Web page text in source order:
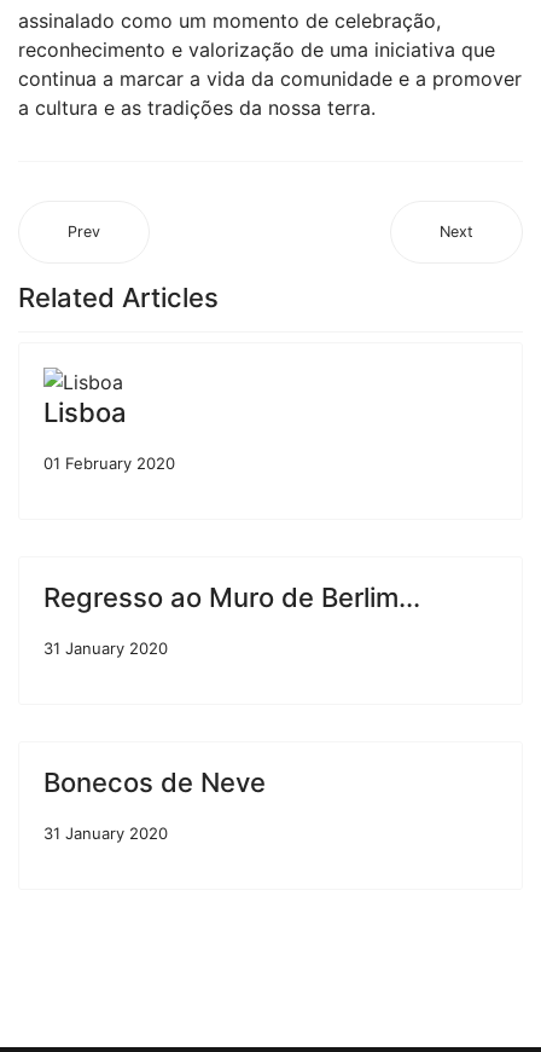
assinalado como um momento de celebração,
reconhecimento e valorização de uma iniciativa que
continua a marcar a vida da comunidade e a promover
a cultura e as tradições da nossa terra.
Prev Next
Related Articles
Lisboa
01 February 2020
Regresso ao Muro de Berlim...
31 January 2020
Bonecos de Neve
31 January 2020